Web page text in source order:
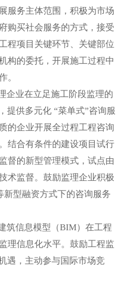
服务主体范围，积极为市场
购买社会服务的方式，接受
程项目关键环节、关键部位
构的委托，开展施工过程中
。
企业在立足施工阶段监理的
提供多元化 “菜单式”咨询服
的企业开展全过程工程咨询
结合有条件的建设项目试行
督的新型管理模式，试点由
术监督。鼓励监理企业积极
新型融资方式下的咨询服务
筑信息模型（BIM）在工程
理信息化水平。鼓励工程监
遇，主动参与国际市场竞